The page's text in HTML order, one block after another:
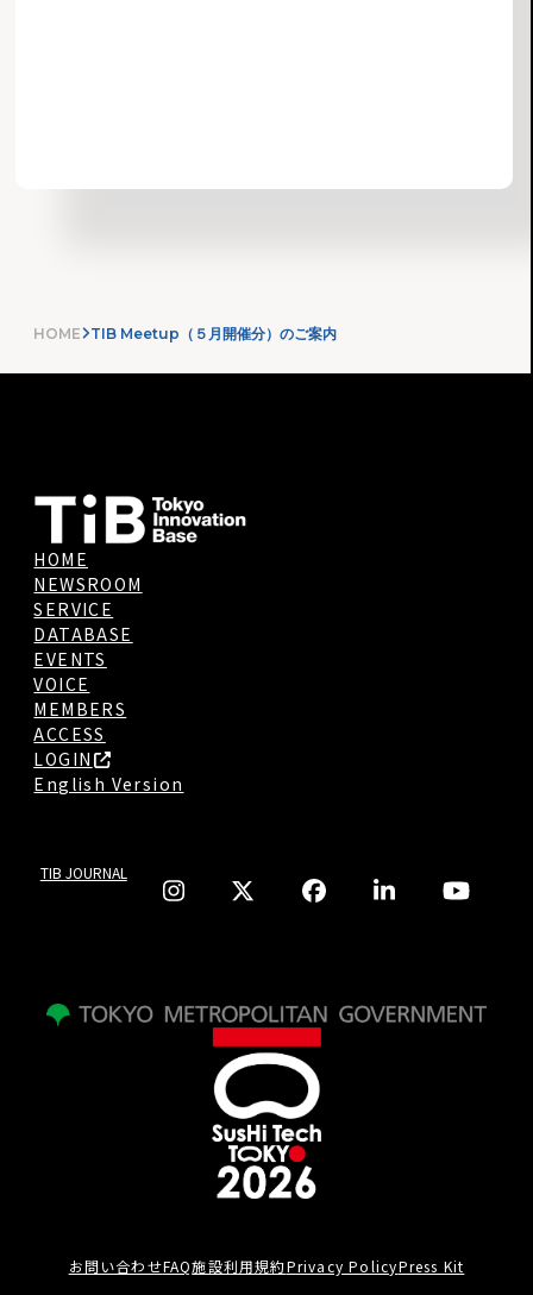
HOME TIB Meetup（５月開催分）のご案内
HOME
NEWSROOM
SERVICE
DATABASE
EVENTS
VOICE
MEMBERS
ACCESS
LOGIN
English Version
TIB JOURNAL
お問い合わせFAQ施設利用規約Privacy PolicyPress Kit